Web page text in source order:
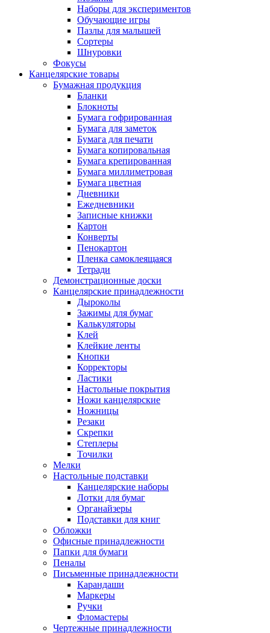
Наборы для экспериментов
Обучающие игры
Пазлы для малышей
Сортеры
Шнуровки
Фокусы
Канцелярские товары
Бумажная продукция
Бланки
Блокноты
Бумага гофрированная
Бумага для заметок
Бумага для печати
Бумага копировальная
Бумага крепированная
Бумага миллиметровая
Бумага цветная
Дневники
Ежедневники
Записные книжки
Картон
Конверты
Пенокартон
Пленка самоклеящаяся
Тетради
Демонстрационные доски
Канцелярские принадлежности
Дыроколы
Зажимы для бумаг
Калькуляторы
Клей
Клейкие ленты
Кнопки
Корректоры
Ластики
Настольные покрытия
Ножи канцелярские
Ножницы
Резаки
Скрепки
Степлеры
Точилки
Мелки
Настольные подставки
Канцелярские наборы
Лотки для бумаг
Органайзеры
Подставки для книг
Обложки
Офисные принадлежности
Папки для бумаги
Пеналы
Письменные принадлежности
Карандаши
Маркеры
Ручки
Фломастеры
Чертежные принадлежности